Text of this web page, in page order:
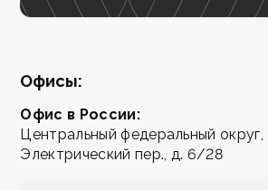
Офисы:
Офис в России:
Центральный федеральный
Электрический пер., д. 6/28